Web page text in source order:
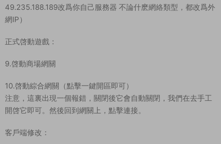
49.235.188.189改爲你自己服務器 不論什麽網絡類型，都改爲外
網IP）
正式啓動遊戲：
9.啓動商場網關
10.啓動綜合網關（點擊一鍵開區即可）
注意，這裏出現一個報錯，關閉後它會自動關閉，我們在去手工
開啓它即可。然後回到網關上，點擊連接。
客戶端修改：